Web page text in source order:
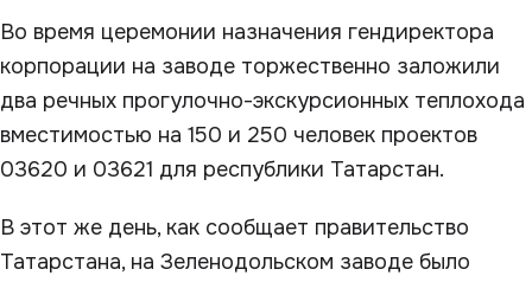
Во время церемонии назначения гендиректора
корпорации на заводе торжественно заложили
два речных прогулочно-экскурсионных теплохода
вместимостью на 150 и 250 человек проектов
03620 и 03621 для республики Татарстан.
В этот же день, как сообщает правительство
Татарстана, на Зеленодольском заводе было